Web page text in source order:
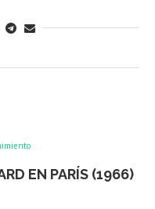
EN PARÍS (1966)